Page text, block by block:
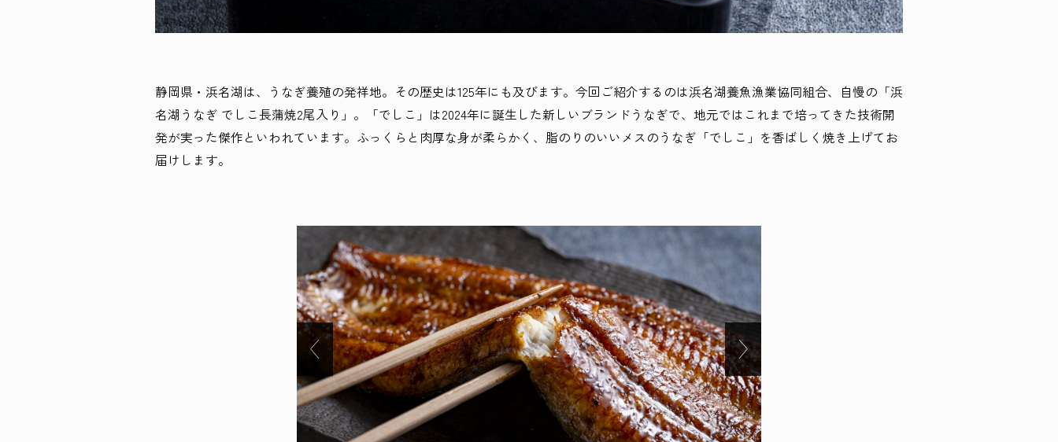
静岡県・浜名湖は、うなぎ養殖の発祥地。その歴史は125年にも及びます。今回ご紹介するのは浜名湖養魚漁業協同組合、自慢の「浜
名湖うなぎ でしこ長蒲焼2尾入り」。「でしこ」は2024年に誕生した新しいブランドうなぎで、地元ではこれまで培ってきた技術開
発が実った傑作といわれています。ふっくらと肉厚な身が柔らかく、脂のりのいいメスのうなぎ「でしこ」を香ばしく焼き上げてお
届けします。